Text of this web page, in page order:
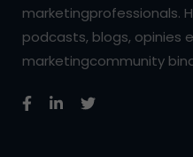
marketingprofessionals.
podcasts, blogs, opinies
marketingcommunity